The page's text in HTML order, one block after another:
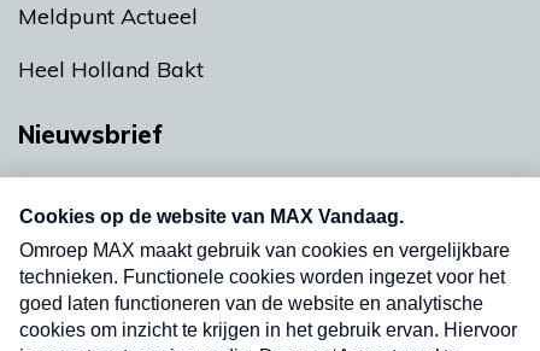
Meldpunt Actueel
Heel Holland Bakt
Nieuwsbrief
nieuwsbrief. Elke vrijdag- en dinsdagochtend in
uw mailbox.
Verzend